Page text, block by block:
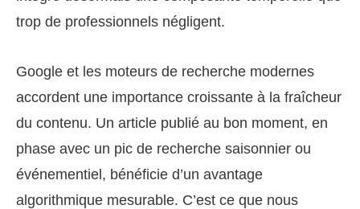
trop de professionnels négligent.
Google et les moteurs de recherche modernes
accordent une importance croissante à la fraîcheur
du contenu. Un article publié au bon moment, en
phase avec un pic de recherche saisonnier ou
événementiel, bénéficie d’un avantage
algorithmique mesurable. C’est ce que nous